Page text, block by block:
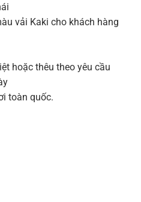
vải Kaki cho khách hàng
hoặc thêu theo yêu cầu
toàn quốc.